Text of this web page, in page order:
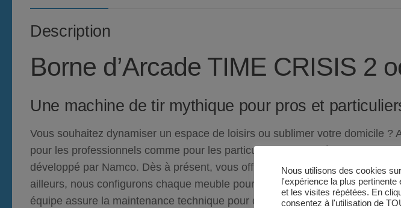
Description
Borne d’Arcade TIME CRISIS 2
Une machine de tir mythique pour pros et
Vous souhaitez dynamiser un espace de loisirs ou sublimer votre domicile ?
pour les professionnels comme pour les particuliers passionnés.Sud
développé par Namco. Dès à présent, vous offrez une expérience culte
ailleurs, nous configurons chaque meuble pour une exploitation intensive
équipe assure la maintenance technique pour que votre matériel reste
Nous utilisons des cookies
l'expérience la plus
et les visites répétées. En
consentez à l'utilisation de